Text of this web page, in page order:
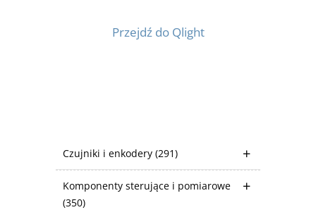
Czujniki i enkodery (291)
Komponenty sterujące i pomiarowe
(350)
Przejdź do Qlight